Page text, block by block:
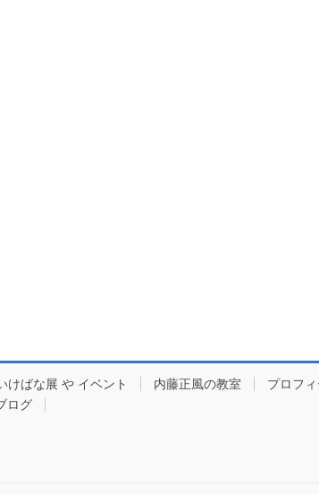
けばな展 や イベント 内藤正風の教室 プロフ
ログ